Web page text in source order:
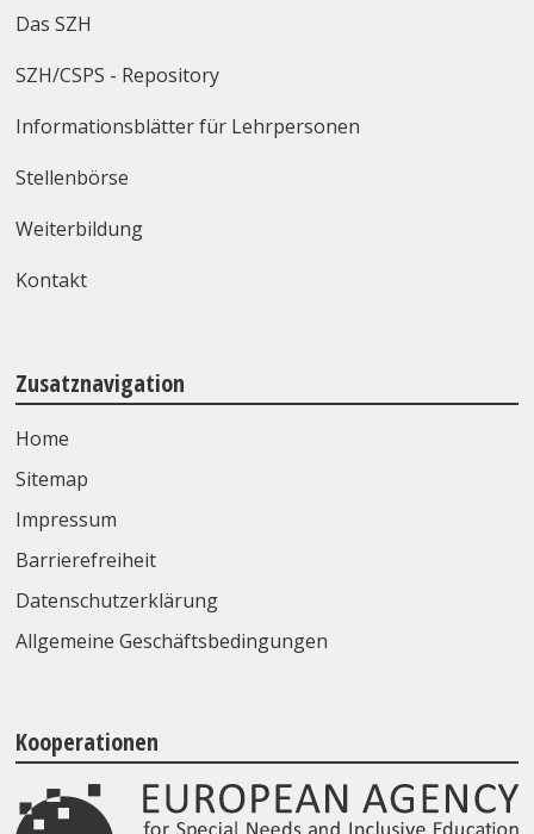
Das SZH
SZH/CSPS - Repository
Informationsblätter für Lehrpersonen
Stellenbörse
Weiterbildung
Kontakt
Zusatznavigation
Home
Sitemap
Impressum
Barrierefreiheit
Datenschutzerklärung
Allgemeine Geschäftsbedingungen
Kooperationen